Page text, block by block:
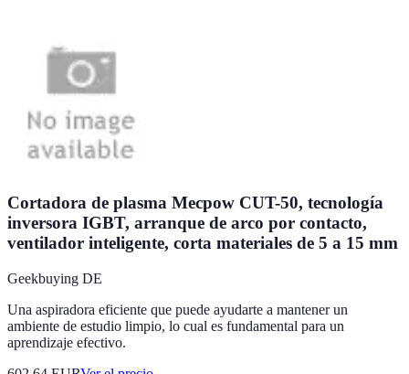
Cortadora de plasma Mecpow CUT-50, tecnología
inversora IGBT, arranque de arco por contacto,
ventilador inteligente, corta materiales de 5 a 15 mm
Geekbuying DE
Una aspiradora eficiente que puede ayudarte a mantener un
ambiente de estudio limpio, lo cual es fundamental para un
aprendizaje efectivo.